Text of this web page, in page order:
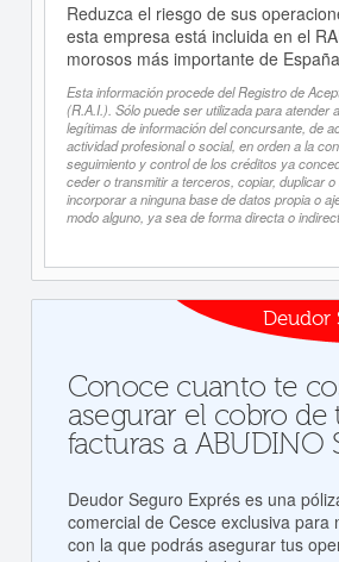
Reduzca el riesgo de sus
esta empresa está incluida en el
morosos más importante de
Esta información procede del Registro de
(R.A.I.). Sólo puede ser utilizada para atender
legítimas de información del concursante, de
actividad profesional o social, en orden a la
seguimiento y control de los créditos ya
ceder o transmitir a terceros, copiar, duplicar o
incorporar a ninguna base de datos propia o
modo alguno, ya sea de forma directa o
Deudor
Conoce cuanto te
asegurar el cobro de
facturas a ABUDINO
Deudor Seguro Exprés es una
comercial de Cesce exclusiva para
con la que podrás asegurar tus